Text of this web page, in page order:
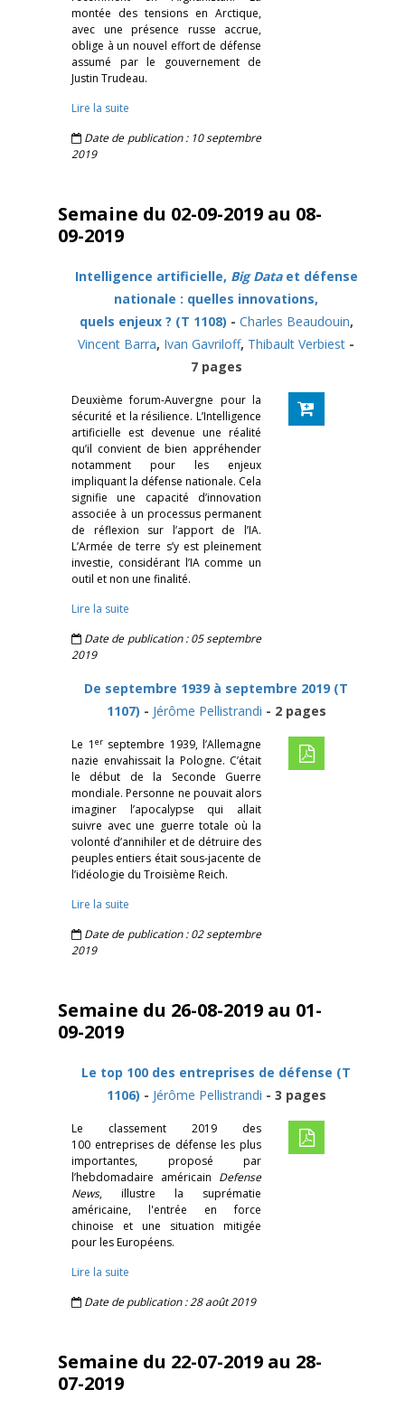
montée des tensions en Arctique,
avec une présence russe accrue,
oblige à un nouvel effort de défense
assumé par le gouvernement de
Justin Trudeau.
Lire la suite
Date de publication : 10 septembre
2019
Semaine du 02-09-2019 au 08-
09-2019
Intelligence artificielle, Big Dataet défense
nationale : quelles innovations,
quels enjeux ? (T 1108) - Charles Beaudouin,
Vincent Barra, Ivan Gavriloff, Thibault Verbiest -
7 pages
Deuxième forum-Auvergne pour la
sécurité et la résilience. L’Intelligence
artificielle est devenue une réalité
qu’il convient de bien appréhender
notamment pour les enjeux
impliquant la défense nationale. Cela
signifie une capacité d’innovation
associée à un processus permanent
de réflexion sur l’apport de l’IA.
L’Armée de terre s’y est pleinement
investie, considérant l’IA comme un
outil et non une finalité.
Lire la suite
Date de publication : 05 septembre
2019
De septembre 1939 à septembre 2019 (T
1107) - Jérôme Pellistrandi - 2 pages
Le 1 erseptembre 1939, l’Allemagne
nazie envahissait la Pologne. C’était
le début de la Seconde Guerre
mondiale. Personne ne pouvait alors
imaginer l’apocalypse qui allait
suivre avec une guerre totale où la
volonté d’annihiler et de détruire des
peuples entiers était sous-jacente de
l’idéologie du Troisième Reich.
Lire la suite
Date de publication : 02 septembre
2019
Semaine du 26-08-2019 au 01-
09-2019
Le top 100 des entreprises de défense (T
1106) - Jérôme Pellistrandi - 3 pages
Le classement 2019 des
100 entreprises de défense les plus
importantes, proposé par
l’hebdomadaire américain Defense
News, illustre la suprématie
américaine, l'entrée en force
chinoise et une situation mitigée
pour les Européens.
Lire la suite
Date de publication : 28 août 2019
Semaine du 22-07-2019 au 28-
07-2019